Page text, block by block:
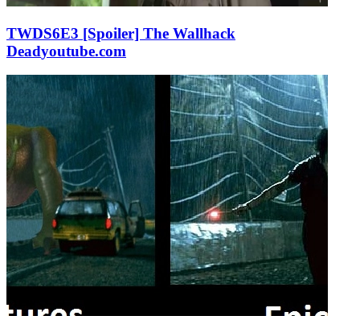
TWDS6E3 [Spoiler] The Wallhack
Deadyoutube.com